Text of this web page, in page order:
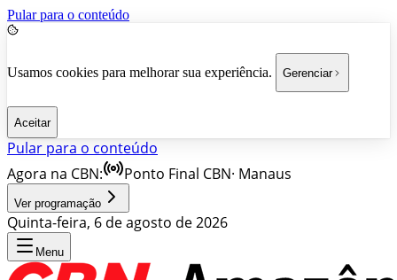
Pular para o conteúdo
Usamos cookies para melhorar sua experiência. Gerenciar
Aceitar
Pular para o conteúdo
Agora na CBN:
Ponto Final CBN· Manaus
Ver programação
Quinta-feira, 6 de agosto de 2026
Menu